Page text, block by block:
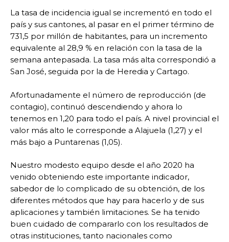
La tasa de incidencia igual se incrementó en todo el
país y sus cantones, al pasar en el primer término de
731,5 por millón de habitantes, para un incremento
equivalente al 28,9 % en relación con la tasa de la
semana antepasada. La tasa más alta correspondió a
San José, seguida por la de Heredia y Cartago.
Afortunadamente el número de reproducción (de
contagio), continuó descendiendo y ahora lo
tenemos en 1,20 para todo el país. A nivel provincial el
valor más alto le corresponde a Alajuela (1,27) y el
más bajo a Puntarenas (1,05).
Nuestro modesto equipo desde el año 2020 ha
venido obteniendo este importante indicador,
sabedor de lo complicado de su obtención, de los
diferentes métodos que hay para hacerlo y de sus
aplicaciones y también limitaciones. Se ha tenido
buen cuidado de compararlo con los resultados de
otras instituciones, tanto nacionales como